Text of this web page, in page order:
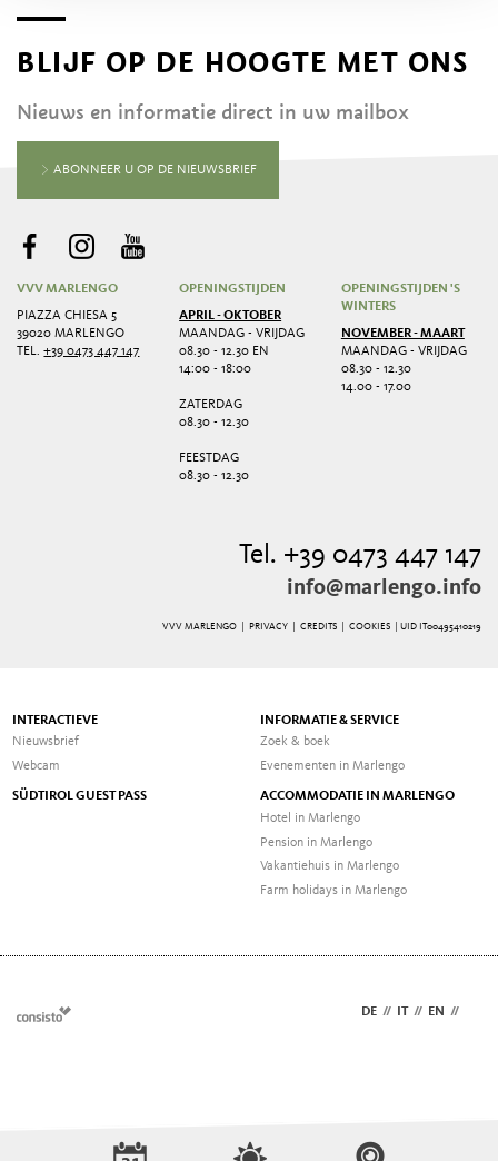
BLIJF OP DE HOOGTE MET ONS
Nieuws en informatie direct in uw mailbox
ABONNEER U OP DE NIEUWSBRIEF
VVV MARLENGO
PIAZZA CHIESA 5
39020 MARLENGO
TEL.+39 0473 447 147
OPENINGSTIJDEN
APRIL - OKTOBER
MAANDAG - VRIJDAG
08.30 - 12.30 EN
14:00 - 18:00
ZATERDAG
08.30 - 12.30
FEESTDAG
08.30 - 12.30
OPENINGSTIJDEN 'S
WINTERS
NOVEMBER - MAART
MAANDAG - VRIJDAG
08.30 - 12.30
14.00 - 17.00
Tel. +39 0473 447 147
info@marlengo.info
VVV MARLENGO | PRIVACY| CREDITS| COOKIES | UID IT00495410219
INTERACTIEVE
Nieuwsbrief
Webcam
INFORMATIE & SERVICE
Zoek & boek
Evenementen in Marlengo
SÜDTIROL GUEST PASS
ACCOMMODATIE IN MARLENGO
Hotel in Marlengo
Pension in Marlengo
Vakantiehuis in Marlengo
Farm holidays in Marlengo
DE // // EN //